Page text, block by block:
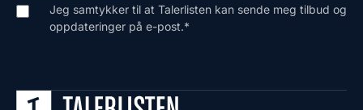
Jeg samtykker til at Talerlisten kan sende meg tilbud og
oppdateringer på e-post.*